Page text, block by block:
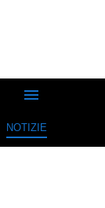
NOTIZIE